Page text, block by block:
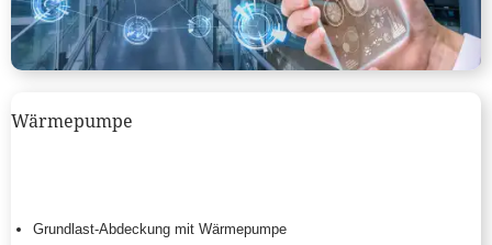
Wärmepumpe
Grundlast-Abdeckung mit Wärmepumpe